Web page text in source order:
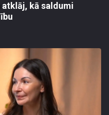
kā saldumi